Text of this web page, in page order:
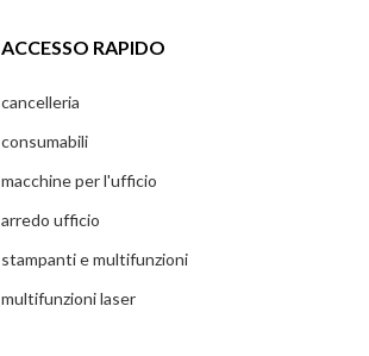
ACCESSO RAPIDO
cancelleria
consumabili
macchine per l'ufficio
arredo ufficio
stampanti e multifunzioni
multifunzioni laser